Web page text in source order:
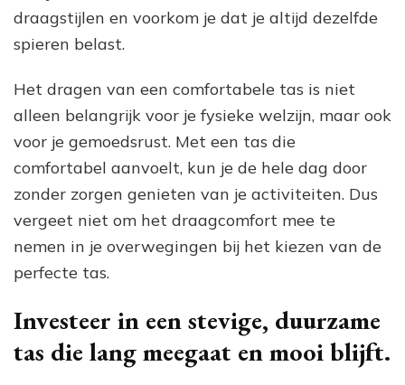
draagstijlen en voorkom je dat je altijd dezelfde
spieren belast.
Het dragen van een comfortabele tas is niet
alleen belangrijk voor je fysieke welzijn, maar ook
voor je gemoedsrust. Met een tas die
comfortabel aanvoelt, kun je de hele dag door
zonder zorgen genieten van je activiteiten. Dus
vergeet niet om het draagcomfort mee te
nemen in je overwegingen bij het kiezen van de
perfecte tas.
Investeer in een stevige, duurzame
tas die lang meegaat en mooi blijft.